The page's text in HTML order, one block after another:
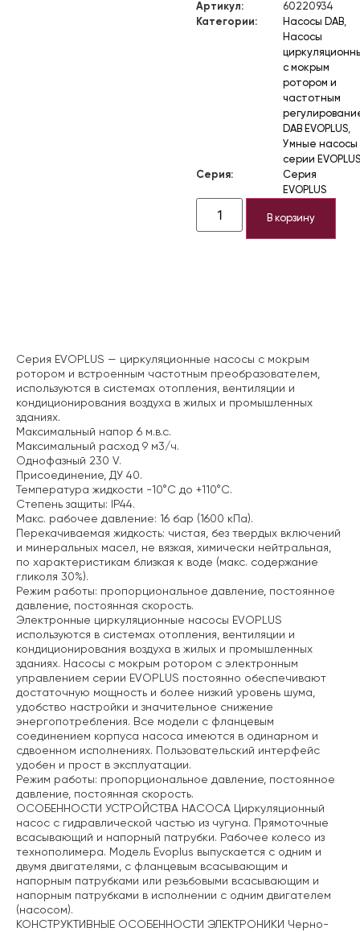
Артикул:
60220934
Категории:
Насосы DAB,
Насосы
с мокрым
ротором и
частотным
DAB EVOPLUS,
Умные насосы
серии EVOPLUS
Серия:
Серия
EVOPLUS
В корзину
Серия EVOPLUS — циркуляционные насосы с мокрым
ротором и встроенным частотным преобразователем,
используются в системах отопления, вентиляции и
кондиционирования воздуха в жилых и промышленных
зданиях.
Максимальный напор 6 м.в.с.
Максимальный расход 9 м3/ч.
Однофазный 230 V.
Присоединение, ДУ 40.
Температура жидкости -10°C до +110°C.
Степень защиты: IP44.
Макс. рабочее давление: 16 бар (1600 кПа).
Перекачиваемая жидкость: чистая, без твердых включений
и минеральных масел, не вязкая, химически нейтральная,
по характеристикам близкая к воде (макс. содержание
гликоля 30%).
Режим работы: пропорциональное давление, постоянное
давление, постоянная скорость.
Электронные циркуляционные насосы EVOPLUS
используются в системах отопления, вентиляции и
кондиционирования воздуха в жилых и промышленных
зданиях. Насосы с мокрым ротором с электронным
управлением серии EVOPLUS постоянно обеспечивают
достаточную мощность и более низкий уровень шума,
удобство настройки и значительное снижение
энергопотребления. Все модели с фланцевым
соединением корпуса насоса имеются в одинарном и
сдвоенном исполнениях. Пользовательский интерфейс
удобен и прост в эксплуатации.
Режим работы: пропорциональное давление, постоянное
давление, постоянная скорость.
ОСОБЕННОСТИ УСТРОЙСТВА НАСОСА
Циркуляционный
насос с гидравлической частью из чугуна. Прямоточные
всасывающий и напорный патрубки. Рабочее колесо из
технополимера. Модель Evoplus выпускается с одним и
двумя двигателями, с фланцевым всасывающим и
напорным патрубками или резьбовыми всасывающим и
напорным патрубками в исполнении с одним двигателем
(насосом).
КОНСТРУКТИВНЫЕ ОСОБЕННОСТИ ЭЛЕКТРОНИКИ Черно-